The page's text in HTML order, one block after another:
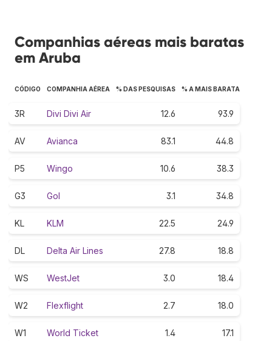
Companhias aéreas mais baratas
em Aruba
CÓDIGO COMPANHIA AÉREA % DAS PESQUISAS % A MAIS BARATA
3R Divi Divi Air 12.6 93.9
AV Avianca 83.1 44.8
P5 Wingo 10.6 38.3
G3 Gol 3.1 34.8
KL KLM 22.5 24.9
DL Delta Air Lines 27.8 18.8
WS WestJet 3.0 18.4
W2 Flexflight 2.7 18.0
W1 World Ticket 1.4 17.1